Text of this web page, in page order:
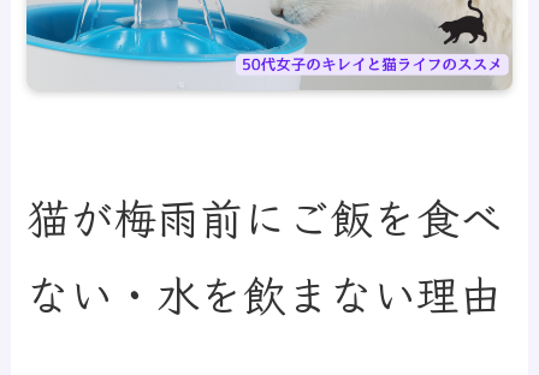
猫が梅雨前にご飯を食べ
ない・水を飲まない理由